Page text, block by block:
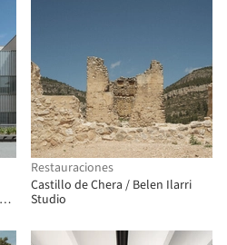
Restauraciones
Castillo de Chera / Belen Ilarri
Studio